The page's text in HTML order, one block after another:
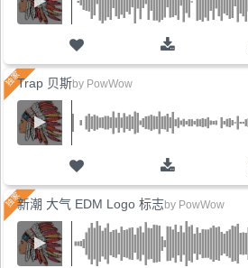
Trap 贝斯by PowWow
新潮 大气 EDM Logo 标志by PowWow